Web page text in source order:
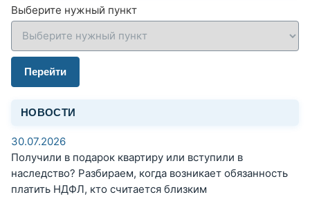
Выберите нужный пункт
Перейти
НОВОСТИ
30.07.2026
Получили в подарок квартиру или вступили в
наследство? Разбираем, когда возникает обязанность
платить НДФЛ, кто считается близким